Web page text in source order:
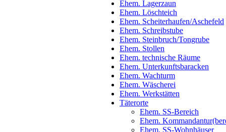
Ehem. Lagerzaun
Ehem. Löschteich
Ehem. Scheiterhaufen/Aschefeld
Ehem. Schreibstube
Ehem. Steinbruch/Tongrube
Ehem. Stollen
Ehem. technische Räume
Ehem. Unterkunftsbaracken
Ehem. Wachturm
Ehem. Wäscherei
Ehem. Werkstätten
Täterorte
Ehem. SS-Bereich
Ehem.
Ehem. SS-Wohnhäuser